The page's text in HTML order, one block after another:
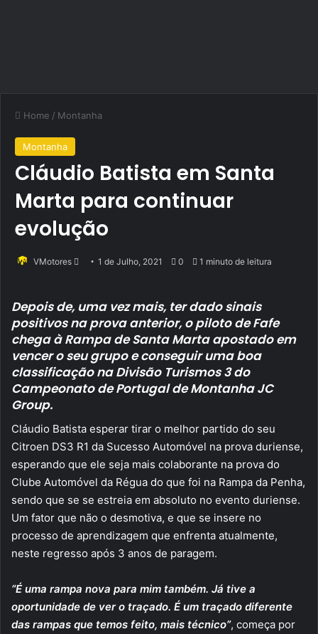
Home / Montanha
Montanha
Cláudio Batista em Santa
Marta para continuar
evolução
VMotores
Send1 de Julho, 2021 0 1 minuto de leitura
Depois de, uma vez mais, ter dado sinais
positivos na prova anterior, o piloto de Fafe
chega à Rampa de Santa Marta apostado em
vencer o seu grupo e conseguir uma boa
classificação na Divisão Turismos 3 do
Campeonato de Portugal de Montanha JC
Group.
Cláudio Batista esperar tirar o melhor partido do seu
Citroen DS3 R1 da Sucesso Automóvel na prova duriense,
esperando que ele seja mais colaborante na prova do
Clube Automóvel da Régua do que foi na Rampa da Penha,
sendo que se se estreia em absoluto no evento duriense.
Um fator que não o desmotiva, e que se insere no
processo de aprendizagem que enfrenta atualmente,
neste regresso após 3 anos de paragem.
“É uma rampa nova para mim também. Já tive a
oportunidade de ver o traçado. É um traçado diferente
das rampas que temos feito, mais técnico”, começa por